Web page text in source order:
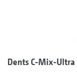
Dents C-Mix-Ultra